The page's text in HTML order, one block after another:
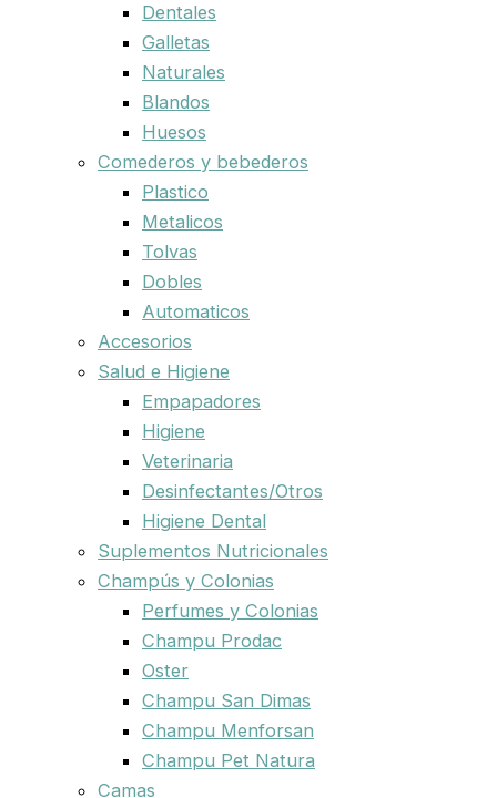
Dentales
Galletas
Naturales
Blandos
Huesos
Comederos y bebederos
Plastico
Metalicos
Tolvas
Dobles
Automaticos
Accesorios
Salud e Higiene
Empapadores
Higiene
Veterinaria
Desinfectantes/Otros
Higiene Dental
Suplementos Nutricionales
Champús y Colonias
Perfumes y Colonias
Champu Prodac
Oster
Champu San Dimas
Champu Menforsan
Champu Pet Natura
Camas